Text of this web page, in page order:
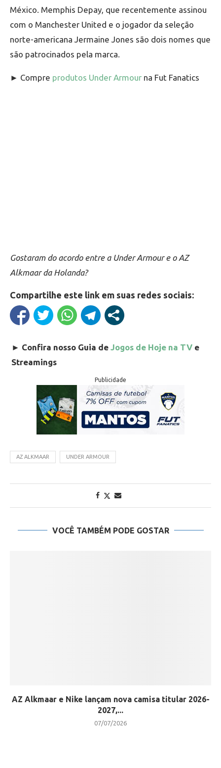
México. Memphis Depay, que recentemente assinou
com o Manchester United e o jogador da seleção
norte-americana Jermaine Jones são dois nomes que
são patrocinados pela marca.
► Compre produtos Under Armour na Fut Fanatics
Gostaram do acordo entre a Under Armour e o AZ
Alkmaar da Holanda?
Compartilhe este link em suas redes sociais:
► Confira nosso Guia de Jogos de Hoje na TV e
Streamings
Publicidade
AZ ALKMAAR UNDER ARMOUR
VOCÊ TAMBÉM PODE GOSTAR
AZ Alkmaar e Nike lançam nova camisa titular 2026-
2027,...
07/07/2026